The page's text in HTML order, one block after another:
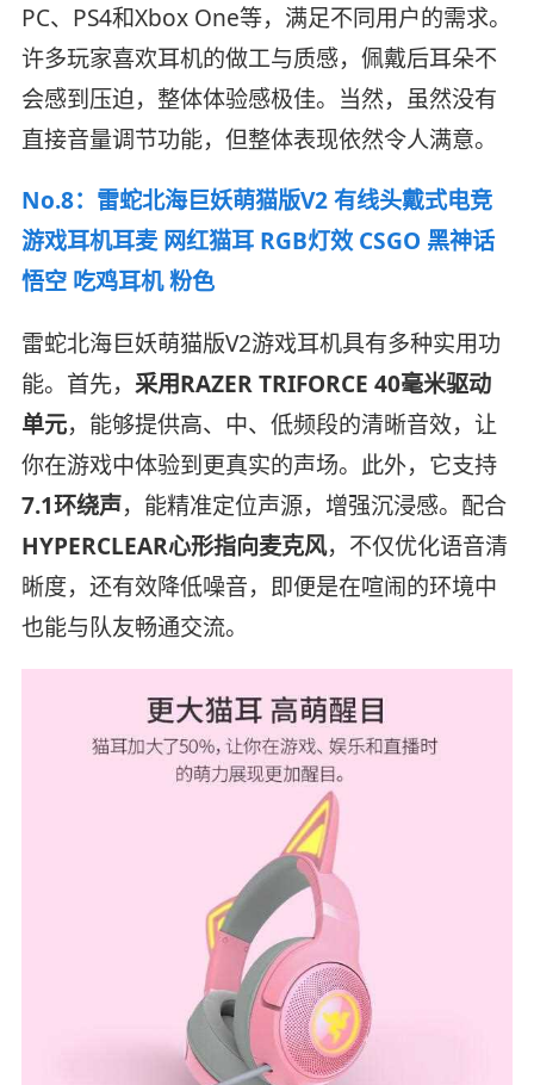
PC、PS4和Xbox One等，满足不同用户的需求。
许多玩家喜欢耳机的做工与质感，佩戴后耳朵不
会感到压迫，整体体验感极佳。当然，虽然没有
直接音量调节功能，但整体表现依然令人满意。
No.8：雷蛇北海巨妖萌猫版V2 有线头戴式电竞
游戏耳机耳麦 网红猫耳 RGB灯效 CSGO 黑神话
悟空 吃鸡耳机 粉色
雷蛇北海巨妖萌猫版V2游戏耳机具有多种实用功
能。首先， 采用RAZER TRIFORCE 40毫米驱动
单元，能够提供高、中、低频段的清晰音效，让
你在游戏中体验到更真实的声场。此外，它支持
7.1环绕声，能精准定位声源，增强沉浸感。配合
HYPERCLEAR心形指向麦克风，不仅优化语音清
晰度，还有效降低噪音，即便是在喧闹的环境中
也能与队友畅通交流。